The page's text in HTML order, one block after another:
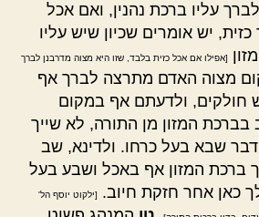
עליו ברכת נהנין, ואם אכל
יש אומרים שכיון שיש עליו
[אפילו אם אכל כזית בלבד, שזו היא מצוה מדרבנן לברך
מצוה האדם מתרצה לברך אף
חולקים, ולדעתם אף במקום
בברכת המזון מן התורה, לא שייך
שבא בעל כרחו. ולדינא, שב
ברכת המזון אף באכל ושבע בעל
כאן אחר חזקת חיוב.
[ילקוט יוסף הל'